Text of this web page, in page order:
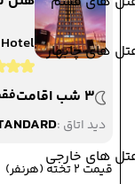
های چابهار
های خارجی
3 شب اقامت
دید اتاق :
قیمت 2 تخته (هرنفر)